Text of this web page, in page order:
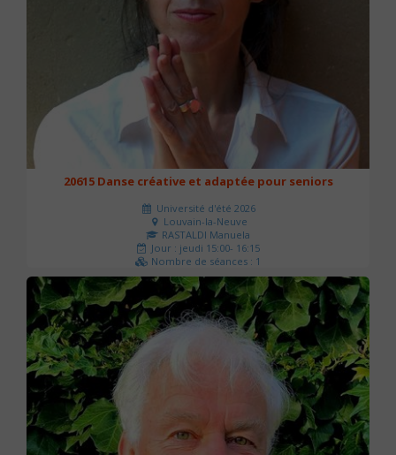
20615 Danse créative et adaptée pour seniors
Université d'été 2026
Louvain-la-Neuve
RASTALDI Manuela
Jour : jeudi 15:00- 16:15
Nombre de séances : 1
0 €